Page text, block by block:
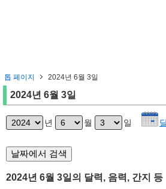
톱 페이지 2024년 6월 3일
2024년 6월 3일
년 월 일
2024년 6월 3일의 달력, 음력, 간지 등